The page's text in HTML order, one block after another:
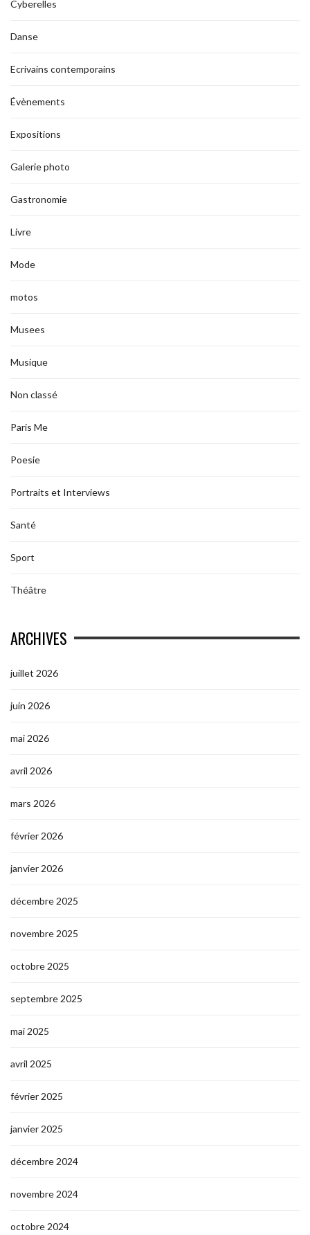
Cyberelles
Danse
Ecrivains contemporains
Évènements
Expositions
Galerie photo
Gastronomie
Livre
Mode
motos
Musees
Musique
Non classé
Paris Me
Poesie
Portraits et Interviews
Santé
Sport
Théâtre
ARCHIVES
juillet 2026
juin 2026
mai 2026
avril 2026
mars 2026
février 2026
janvier 2026
décembre 2025
novembre 2025
octobre 2025
septembre 2025
mai 2025
avril 2025
février 2025
janvier 2025
décembre 2024
novembre 2024
octobre 2024